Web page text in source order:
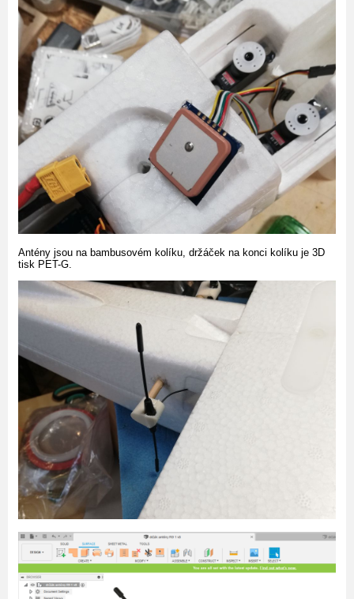
Antény jsou na bambusovém kolíku, držáček na konci kolíku je 3D
tisk PET-G.